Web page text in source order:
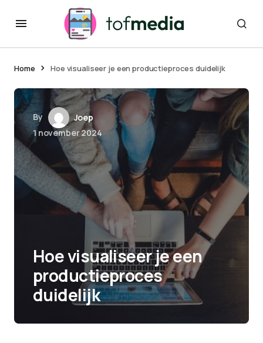
Home Hoe visualiseer je een productieproces duidelijk
By
Joep
1 november 2024
Hoe visualiseer je een
productieproces
duidelijk